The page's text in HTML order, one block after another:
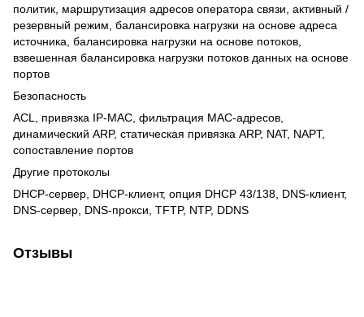
политик, маршрутизация адресов оператора связи, активный /
резервный режим, балансировка нагрузки на основе адреса
источника, балансировка нагрузки на основе потоков,
взвешенная балансировка нагрузки потоков данных на основе
портов
Безопасность
ACL, привязка IP-MAC, фильтрация MAC-адресов,
динамический ARP, статическая привязка ARP, NAT, NAPT,
сопоставление портов
Другие протоколы
DHCP-сервер, DHCP-клиент, опция DHCP 43/138, DNS-клиент,
DNS-сервер, DNS-прокси, TFTP, NTP, DDNS
Отзывы